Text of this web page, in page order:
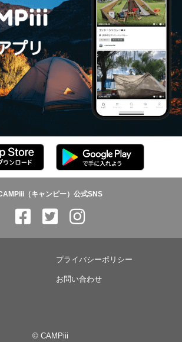
（キャンピー）公式SNS
プライバシーポリシー
お問い合わせ
© CAMPiii